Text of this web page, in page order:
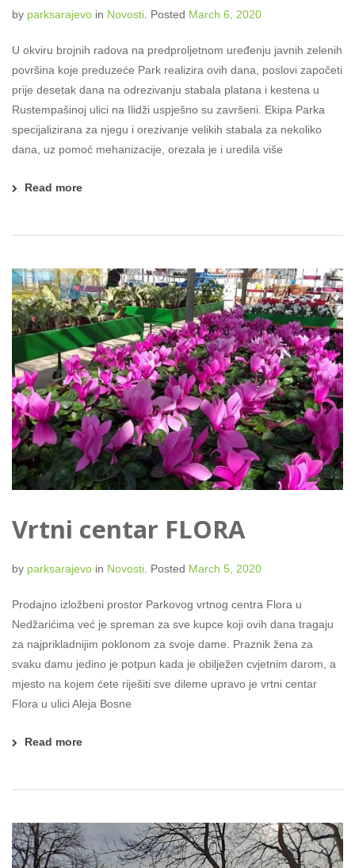
by parksarajevo in Novosti Posted March 6, 2020
U okviru brojnih radova na predproljetnom uređenju javnih zelenih
površina koje preduzeće Park realizira ovih dana, poslovi započeti
prije desetak dana na odrezivanju stabala platana i kestena u
Rustempašinoj ulici na Ilidži uspješno su završeni. Ekipa Parka
specijalizirana za njegu i orezivanje velikih stabala za nekoliko
dana, uz pomoć mehanizacije, orezala je i uredila više
Read more
Vrtni centar FLORA
by parksarajevo in Novosti Posted March 5, 2020
Prodajno izložbeni prostor Parkovog vrtnog centra Flora u
Nedžarićima već je spreman za sve kupce koji ovih dana tragaju
za najprikladnijim poklonom za svoje dame. Praznik žena za
svaku damu jedino je potpun kada je obilježen cvjetnim darom, a
mjesto na kojem ćete riješiti sve dileme upravo je vrtni centar
Flora u ulici Aleja Bosne
Read more